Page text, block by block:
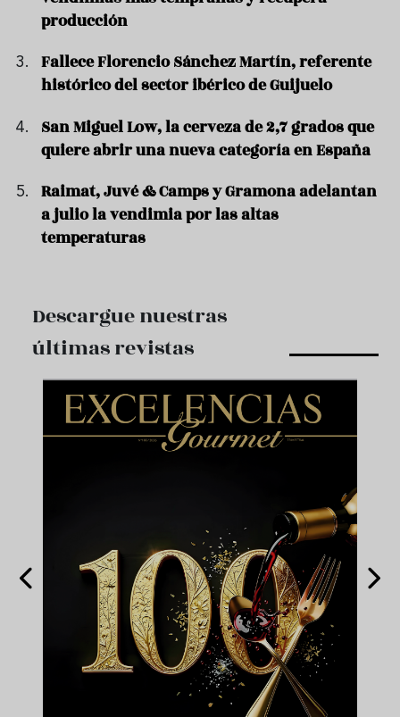
producción
Fallece Florencio Sánchez Martín, referente
histórico del sector ibérico de Guijuelo
San Miguel Low, la cerveza de 2,7 grados que
quiere abrir una nueva categoría en España
Raimat, Juvé & Camps y Gramona adelantan
a julio la vendimia por las altas
temperaturas
Descargue nuestras
últimas revistas